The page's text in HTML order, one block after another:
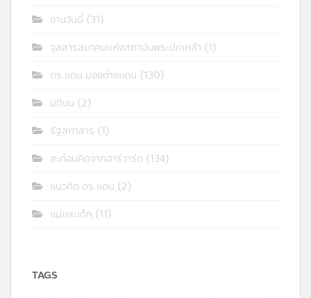
งานวันนี้ (31)
จุลสารสมาคมแห่งสถาบันพระปกเกล้า (1)
ดร.แดน มองต่างแดน (130)
มติชน (2)
รัฐสภาสาร (1)
สะท้อนคิดจากฮาร์วาร์ด (134)
แนวคิด ดร.แดน (2)
แม่และเด็ก (11)
TAGS